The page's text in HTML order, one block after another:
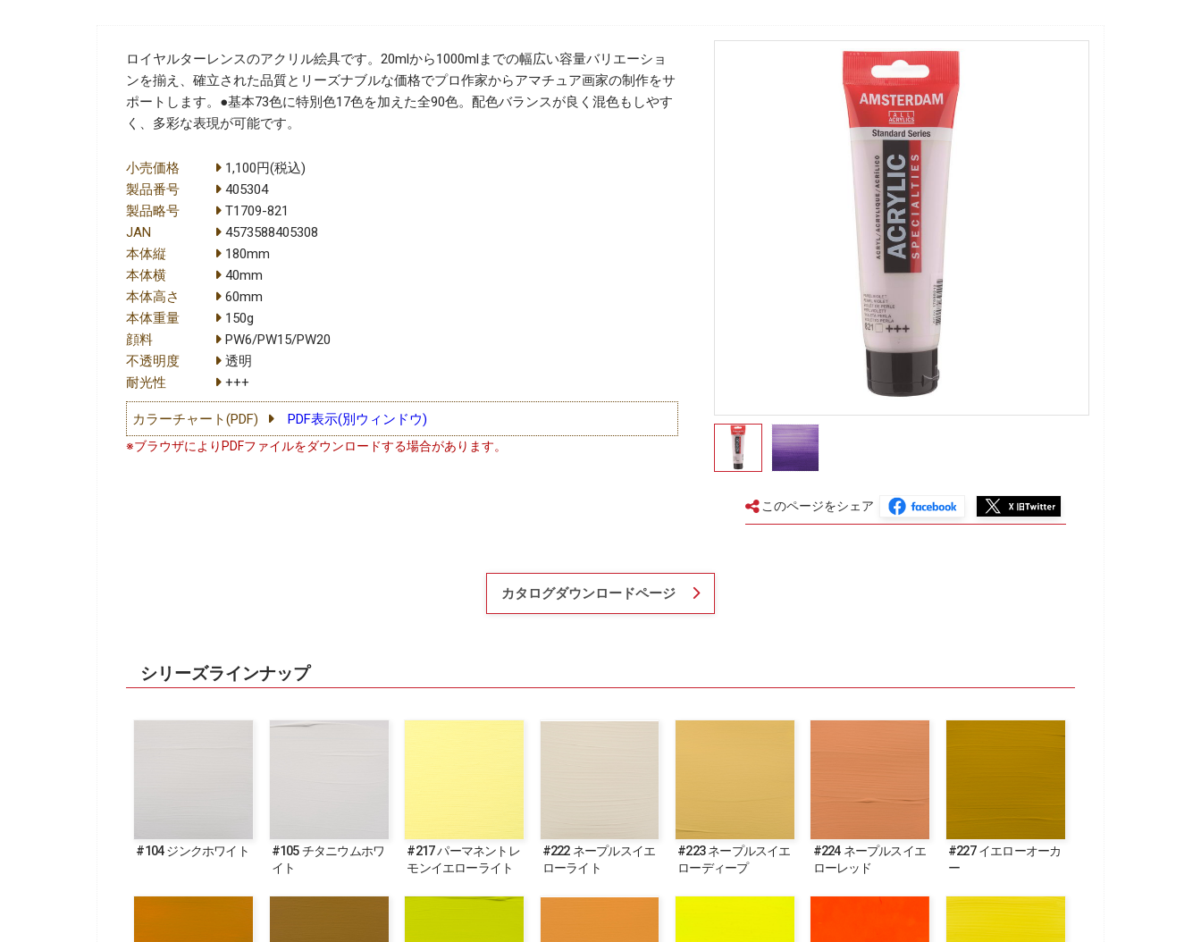
ロイヤルターレンスのアクリル絵具です。20mlから1000mlまでの幅広い容量バリエーショ
ンを揃え、確立された品質とリーズナブルな価格でプロ作家からアマチュア画家の制作をサ
ポートします。●基本73色に特別色17色を加えた全90色。配色バランスが良く混色もしやす
く、多彩な表現が可能です。
小売価格
1,100円(税込)
製品番号
405304
製品略号
T1709-821
JAN
4573588405308
本体縦
180mm
本体横
40mm
本体高さ
60mm
本体重量
150g
顔料
PW6/PW15/PW20
不透明度
透明
耐光性
+++
カラーチャート(PDF) PDF表示(別ウィンドウ)
※ブラウザによりPDFファイルをダウンロードする場合があります。
このページをシェア
カタログダウンロードページ
シリーズラインナップ
#104 ジンクホワイト
#105 チタニウムホワ
イト
#217 パーマネントレ
モンイエローライト
#222 ネープルスイエ
ローライト
#223 ネープルスイエ
ローディープ
#224 ネープルスイエ
ローレッド
#227 イエローオーカ
ー